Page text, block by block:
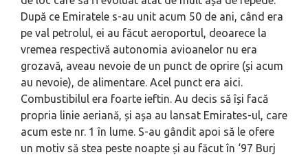
După ce Emiratele s-au unit acum 50 de ani, când era
pe val petrolul, ei au făcut aeroportul, deoarece la
vremea respectivă autonomia avioanelor nu era
grozavă, aveau nevoie de un punct de oprire (și acum
au nevoie), de alimentare. Acel punct era aici.
Combustibilul era foarte ieftin. Au decis să își facă
propria linie aeriană, și așa au lansat Emirates-ul, care
acum este nr. 1 în lume. S-au gândit apoi să le ofere
un motiv să stea peste noapte și au făcut în ‘97 Burj